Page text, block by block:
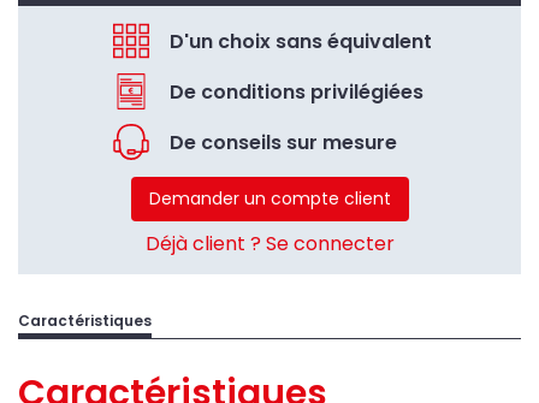
D'un choix sans équivalent
De conditions privilégiées
De conseils sur mesure
Demander un compte client
Déjà client ? Se connecter
Caractéristiques